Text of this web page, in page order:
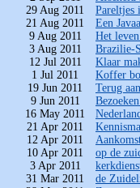
29 Aug 2011
Pareltjes
21 Aug 2011
Een
9 Aug 2011
Het
3 Aug 2011
Brazilie-
12 Jul 2011
Klaar
1 Jul 2011
Koffer
19 Jun 2011
Terug
9 Jun 2011
16 May 2011
21 Apr 2011
12 Apr 2011
10 Apr 2011
op de
3 Apr 2011
31 Mar 2011
de